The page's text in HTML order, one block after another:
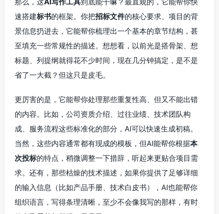
速搭建标书的框架。你把招标文件的核心要求、项目的背
景信息扔进去，它能帮你梳理出一个基本的章节结构，甚
至填充一些常规性的描述。想想看，以前光是搭骨架、想
标题、列提纲就得花不少时间，现在几分钟搞定，是不是
省了一大截？但这只是皮毛。
更厉害的是，它能帮你处理那些重复性高、但又不能出错
的内容。比如，公司资质介绍、过往业绩、技术团队构
成、服务流程这些标准化的部分，AI可以快速生成初稿。
当然，这些内容通常都有现成的模板，但AI能帮你根据本
次投标的特点，稍微调整一下措辞，听起来更贴合项目需
求。还有，那些枯燥的技术描述，如果你提供了足够详细
的输入信息（比如产品手册、技术白皮书），AI也能帮你
组织语言，写得条理清晰，至少不会像我写的那样，有时